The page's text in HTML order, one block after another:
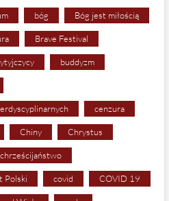
bóg Bóg jest miłością
Brave Festival
buddyzm
cenzura
Chiny Chrystus
chrześcijaństwo
Polski covid COVID 19